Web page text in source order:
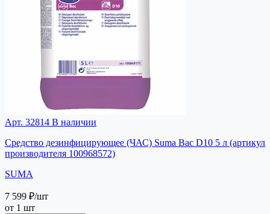
Арт. 32814 В наличии
Средство дезинфицирующее (ЧАС) Suma Bac D10 5 л (артикул
производителя 100968572)
SUMA
7 599 ₽/шт
от 1 шт